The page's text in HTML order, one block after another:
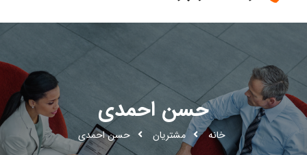
حسن احمدی
خانه مشتریان حسن احمدی